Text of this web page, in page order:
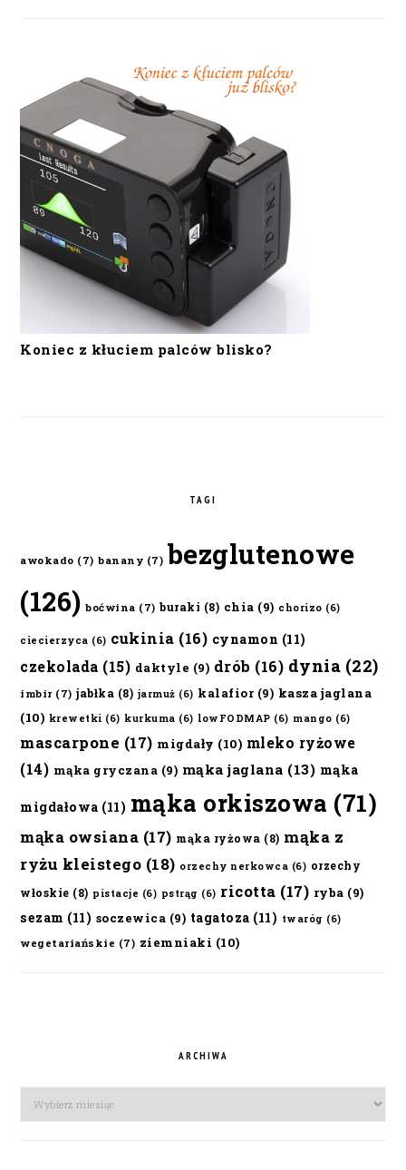
Koniec z kłuciem palców blisko?
TAGI
awokado (7) banany (7) bezglutenowe
(126) boćwina (7) buraki (8) chia (9) chorizo (6)
ciecierzyca (6) cukinia (16) cynamon (11)
czekolada (15) daktyle (9) drób (16) dynia (22)
imbir (7) jabłka (8) jarmuż (6) kalafior(9) kasza jaglana
(10) krewetki (6) kurkuma (6) lowFODMAP (6) mango (6)
mascarpone (17) migdały (10) mleko ryżowe
(14) mąka gryczana (9) mąka jaglana (13) mąka
migdałowa (11) mąka orkiszowa (71)
mąka owsiana (17) mąka ryżowa (8) mąka z
ryżu kleistego (18) orzechy nerkowca (6) orzechy
włoskie (8) pistacje (6) pstrąg (6) ricotta (17) ryba (9)
sezam (11) soczewica (9) tagatoza (11) twaróg (6)
wegetariańskie (7) ziemniaki (10)
ARCHIWA
Archiwa